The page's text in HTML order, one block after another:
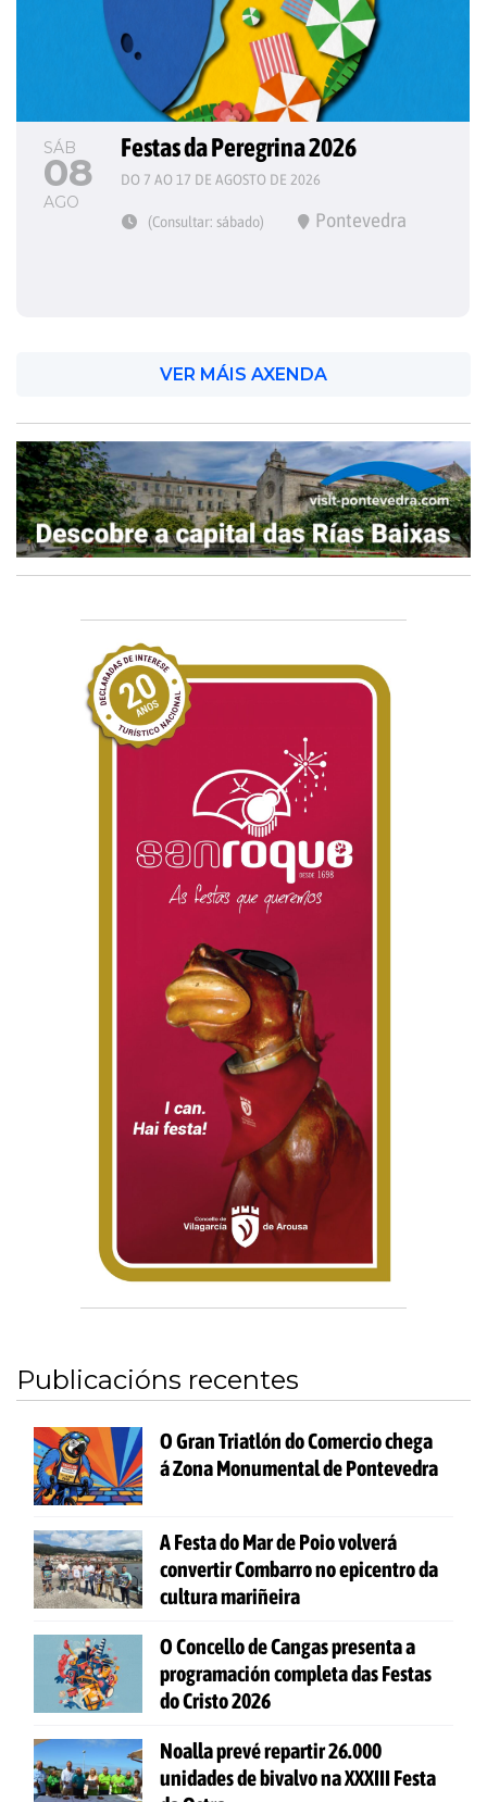
SÁB
08
AGO
Festas da Peregrina 2026
DO 7 AO 17 DE AGOSTO DE 2026
(Consultar: sábado) Pontevedra
VER MÁIS AXENDA
Publicacións recentes
O Gran Triatlón do Comercio chega
á Zona Monumental de Pontevedra
A Festa do Mar de Poio volverá
convertir Combarro no epicentro da
cultura mariñeira
O Concello de Cangas presenta a
programación completa das Festas
do Cristo 2026
Noalla prevé repartir 26.000
unidades de bivalvo na XXXIII Festa